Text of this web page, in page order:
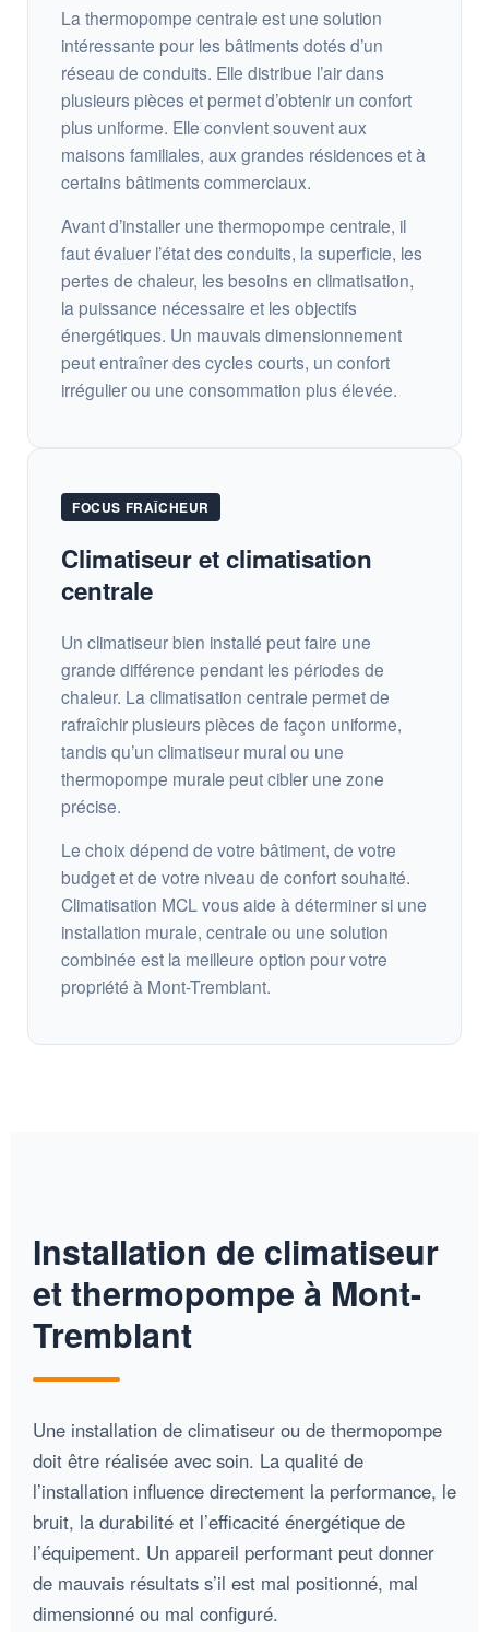
La thermopompe centrale est une solution
intéressante pour les bâtiments dotés d’un
réseau de conduits. Elle distribue l’air dans
plusieurs pièces et permet d’obtenir un confort
plus uniforme. Elle convient souvent aux
maisons familiales, aux grandes résidences et à
certains bâtiments commerciaux.
Avant d’installer une thermopompe centrale, il
faut évaluer l’état des conduits, la superficie, les
pertes de chaleur, les besoins en climatisation,
la puissance nécessaire et les objectifs
énergétiques. Un mauvais dimensionnement
peut entraîner des cycles courts, un confort
irrégulier ou une consommation plus élevée.
FOCUS FRAÎCHEUR
Climatiseur et climatisation
centrale
Un climatiseur bien installé peut faire une
grande différence pendant les périodes de
chaleur. La climatisation centrale permet de
rafraîchir plusieurs pièces de façon uniforme,
tandis qu’un climatiseur mural ou une
thermopompe murale peut cibler une zone
précise.
Le choix dépend de votre bâtiment, de votre
budget et de votre niveau de confort souhaité.
Climatisation MCL vous aide à déterminer si une
installation murale, centrale ou une solution
combinée est la meilleure option pour votre
propriété à Mont-Tremblant.
Installation de climatiseur
et thermopompe à Mont-
Tremblant
Une installation de climatiseur ou de thermopompe
doit être réalisée avec soin. La qualité de
l’installation influence directement la performance, le
bruit, la durabilité et l’efficacité énergétique de
l’équipement. Un appareil performant peut donner
de mauvais résultats s’il est mal positionné, mal
dimensionné ou mal configuré.